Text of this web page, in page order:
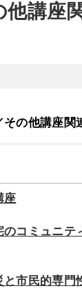
他講座
その他講座関
座
のコミュニテ
と市民的専門